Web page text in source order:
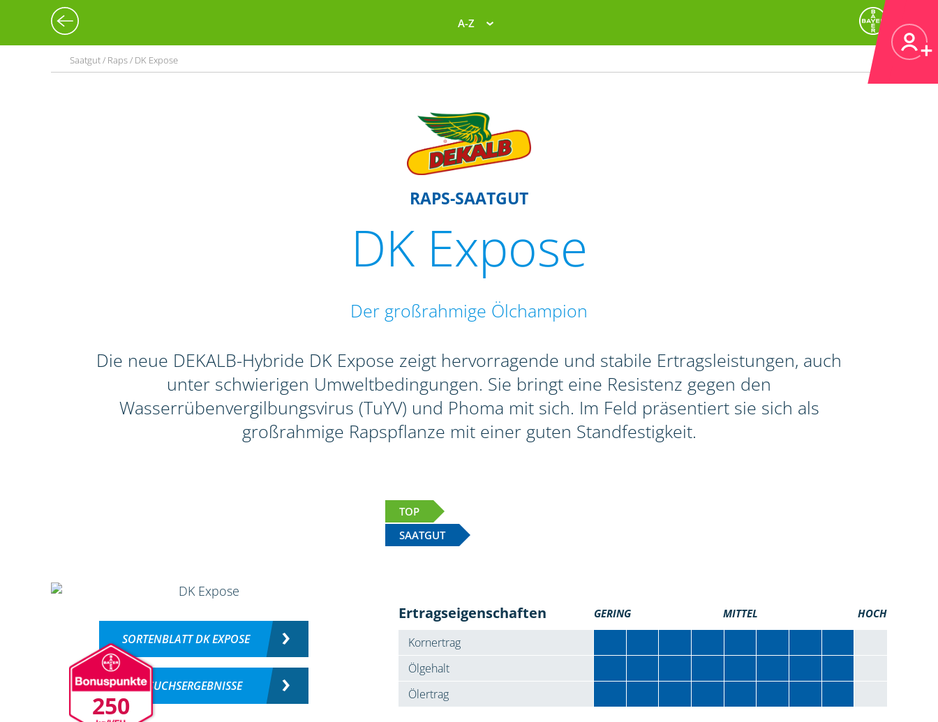
A-Z
Saatgut / Raps / DK Expose
RAPS-SAATGUT
DK Expose
Der großrahmige Ölchampion
Die neue DEKALB-Hybride DK Expose zeigt hervorragende und stabile Ertragsleistungen, auch
unter schwierigen Umweltbedingungen. Sie bringt eine Resistenz gegen den
Wasserrübenvergilbungsvirus (TuYV) und Phoma mit sich. Im Feld präsentiert sie sich als
großrahmige Rapspflanze mit einer guten Standfestigkeit.
TOP
SAATGUT
250
SORTENBLATT DK EXPOSE
VERSUCHSERGEBNISSE
Ertragseigenschaften GERING MITTEL HOCH
Kornertrag
Ölgehalt
Ölertrag